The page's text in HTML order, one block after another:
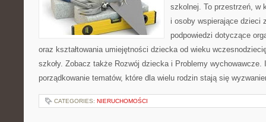
szkolnej. To przestrzeń, w
i osoby wspierające dzieci
podpowiedzi dotyczące
oraz kształtowania umiejętności dziecka od wieku
szkoły. Zobacz także Rozwój dziecka i Problemy wychowawcze.
porządkowanie tematów, które dla wielu rodzin stają się
CATEGORIES: NIERUCHOMOŚCI